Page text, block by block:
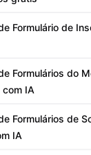
Formulário de
Formulários do
com IA
Formulários de
IA